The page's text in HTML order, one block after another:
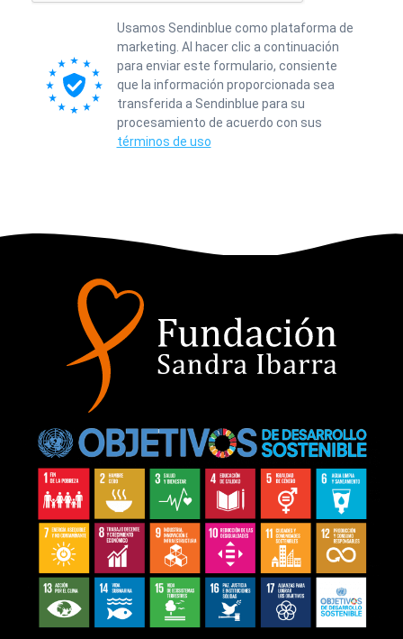
Usamos Sendinblue como plataforma de
marketing. Al hacer clic a continuación
para enviar este formulario, consiente
que la información proporcionada sea
transferida a Sendinblue para su
procesamiento de acuerdo con sus
términos de uso